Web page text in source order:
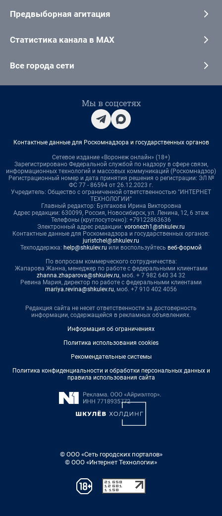
Предвыборная агитация
Статистика канала в MAX
Все города сети
Мы в соцсетях
Контактные данные для Роскомнадзора и государственных органов
Сетевое издание «Воронеж онлайн» (18+)
Зарегистрировано Федеральной службой по надзору в сфере связи,
информационных технологий и массовых коммуникаций (Роскомнадзор)
Регистрационный номер и дата принятия решения о регистрации: ЭЛ №
ФС 77 - 86594 от 26.12.2023 г.
Учредитель: Общество с ограниченной ответственностью "ИНТЕРНЕТ
ТЕХНОЛОГИИ"
Главный редактор: Булгакова Ирина Викторовна
Адрес редакции: 630099, Россия, Новосибирск, ул. Ленина, 12, 6 этаж
Телефоны (круглосуточно): +79122863636
Электронный адрес редакции: voronezh1@shkulev.ru
Контактные данные для Роскомнадзора и государственных органов:
juristchel@shkulev.ru
Техподдержка: help@shkulev.ru или воспользуйтесь веб-формой
По вопросам коммерческого сотрудничества:
Жапарова Жанна, менеджер по работе с федеральными клиентами
zhanna.zhaparova@shkulev.ru, моб. + 7 982 640 34 32
Ревина Мария, директор по работе с федеральными клиентами
mariya.revina@shkulev.ru, моб. +7 910 402 4056
Редакция сайта не несет ответственности за достоверность
информации, содержащейся в рекламных объявлениях.
Информация об ограничениях
Политика использования cookies
Рекомендательные системы
Политика конфиденциальности и обработки персональных данных и
правила использования сайта
© ООО «Сеть городских порталов»
© ООО «Интернет Технологии»